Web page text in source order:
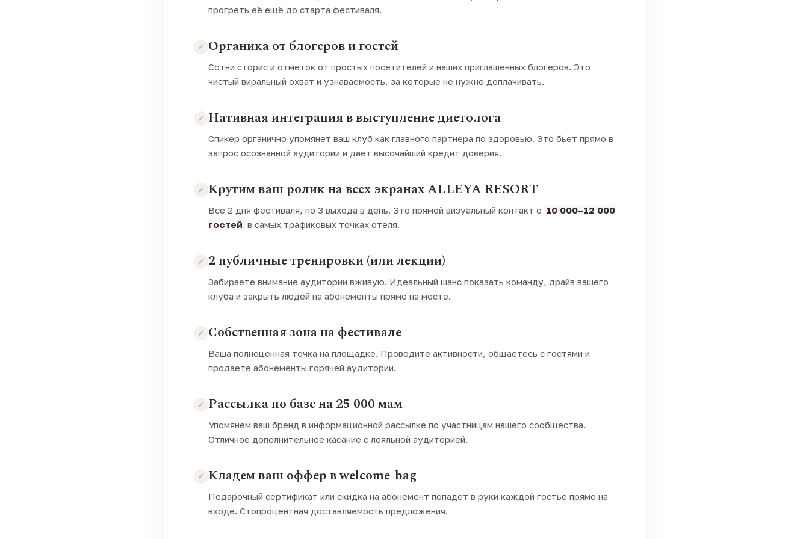
прогреть её ещё до старта фестиваля.
Органика от блогеров и гостей
Сотни сторис и отметок от простых посетителей и наших приглашенных блогеров. Это
чистый виральный охват и узнаваемость, за которые не нужно доплачивать.
Нативная интеграция в выступление диетолога
Спикер органично упомянет ваш клуб как главного партнера по здоровью. Это бьет прямо в
запрос осознанной аудитории и дает высочайший кредит доверия.
Крутим ваш ролик на всех экранах ALLEYA RESORT
Все 2 дня фестиваля, по 3 выхода в день. Это прямой визуальный контакт с 10 000–12 000
гостей в самых трафиковых точках отеля.
2 публичные тренировки (или лекции)
Забираете внимание аудитории вживую. Идеальный шанс показать команду, драйв вашего
клуба и закрыть людей на абонементы прямо на месте.
Собственная зона на фестивале
Ваша полноценная точка на площадке. Проводите активности, общаетесь с гостями и
продаете абонементы горячей аудитории.
Рассылка по базе на 25 000 мам
Упомянем ваш бренд в информационной рассылке по участницам нашего сообщества.
Отличное дополнительное касание с лояльной аудиторией.
Кладем ваш оффер в welcome-bag
Подарочный сертификат или скидка на абонемент попадет в руки каждой гостье прямо на
входе. Стопроцентная доставляемость предложения.